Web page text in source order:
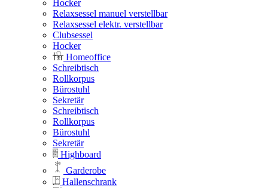
Hocker
Relaxsessel manuel verstellbar
Relaxsessel elektr. verstellbar
Clubsessel
Hocker
Homeoffice
Schreibtisch
Rollkorpus
Bürostuhl
Sekretär
Schreibtisch
Rollkorpus
Bürostuhl
Sekretär
Highboard
Garderobe
Hallenschrank